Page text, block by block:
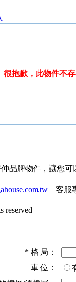
很抱歉，此物件不存
品牌物件，讓您可
客服
reserved